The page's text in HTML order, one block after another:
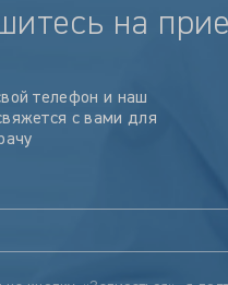
на
телефон и наш
с вами для